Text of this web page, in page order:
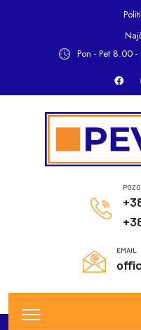
Pon - Pet 8.00
EMAIL